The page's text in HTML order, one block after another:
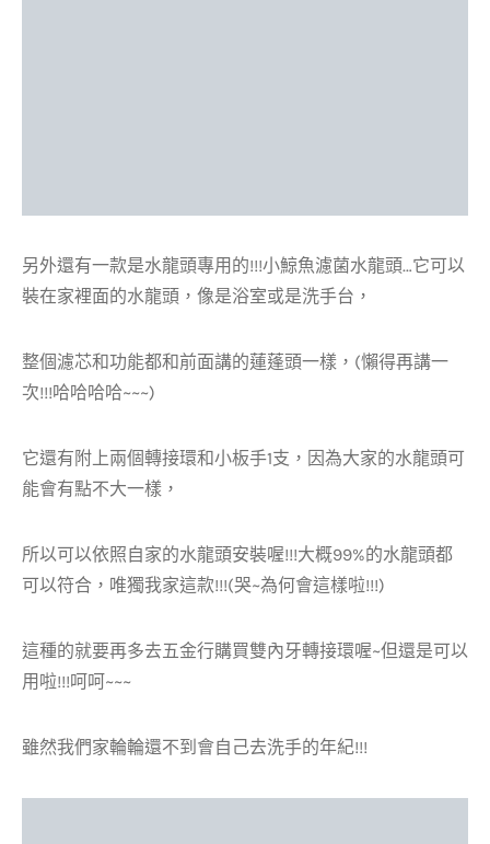
另外還有一款是水龍頭專用的!!!小鯨魚濾菌水龍頭…它可以
裝在家裡面的水龍頭，像是浴室或是洗手台，
整個濾芯和功能都和前面講的蓮蓬頭一樣，(懶得再講一
次!!!哈哈哈哈~~~)
它還有附上兩個轉接環和小板手1支，因為大家的水龍頭可
能會有點不大一樣，
所以可以依照自家的水龍頭安裝喔!!!大概99%的水龍頭都
可以符合，唯獨我家這款!!!(哭~為何會這樣啦!!!)
這種的就要再多去五金行購買雙內牙轉接環喔~但還是可以
用啦!!!呵呵~~~
雖然我們家輪輪還不到會自己去洗手的年紀!!!